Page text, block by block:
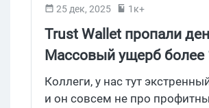
что и новички, и
небольшим бюджетом,
осторожны! Собирайся, бери
давай разбираться в ситуации.
25 дек, 2025 1к+
Trust Wallet пропали
Массовый ущерб более
USD и опасность
расширения Chrome
Коллеги, у нас тут
и он совсем не про